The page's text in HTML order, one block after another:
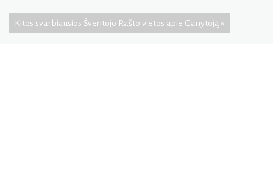
Kitos svarbiausios Šventojo Rašto vietos apie Ganytoją